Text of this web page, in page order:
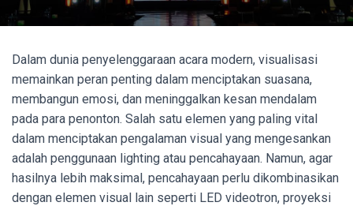
Dalam dunia penyelenggaraan acara modern, visualisasi
memainkan peran penting dalam menciptakan suasana,
membangun emosi, dan meninggalkan kesan mendalam
pada para penonton. Salah satu elemen yang paling vital
dalam menciptakan pengalaman visual yang mengesankan
adalah penggunaan lighting atau pencahayaan. Namun, agar
hasilnya lebih maksimal, pencahayaan perlu dikombinasikan
dengan elemen visual lain seperti LED videotron, proyeksi